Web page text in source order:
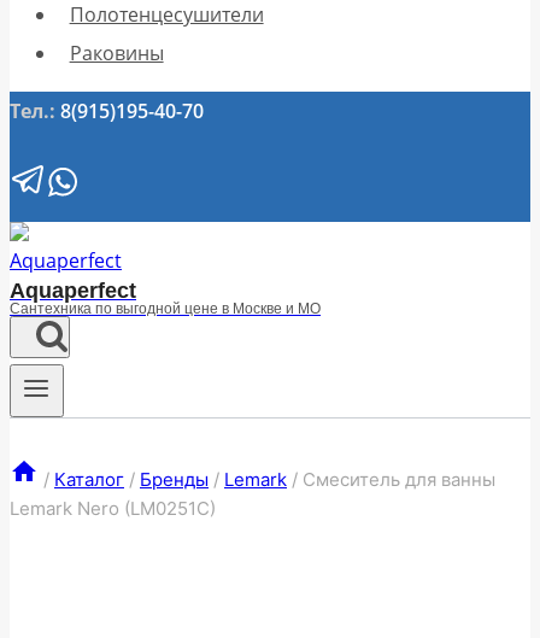
Полотенцесушители
Раковины
Тел.: 8(915)195-40-70
Aquaperfect
Сантехника по выгодной цене в Москве и МО
/ Каталог / Бренды / Lemark / Смеситель для ванны
Lemark Nero (LM0251C)